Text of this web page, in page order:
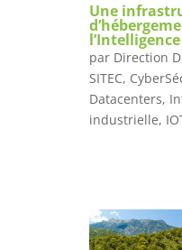
Une
par Direction
SITEC,
Datacenters,
industrielle,